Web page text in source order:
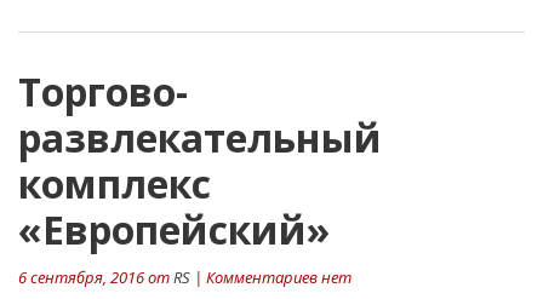
Торгово-
развлекательный
комплекс
«Европейский»
6 сентября, 2016 отRS | Комментариев нет